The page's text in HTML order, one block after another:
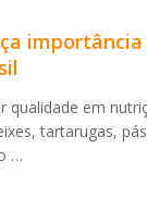
importância
qualidade em
tartarugas,
…